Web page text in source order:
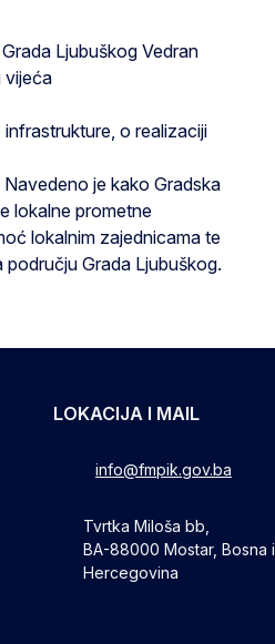
Ljubuškog Vedran
vijeća
o realizaciji
je kako Gradska
lokalne prometne
lokalnim zajednicama te
Grada Ljubuškog.
LOKACIJA I MAIL
info@fmpik.gov.ba
Tvrtka Miloša bb,
BA-88000 Mostar, Bosna i
Hercegovina